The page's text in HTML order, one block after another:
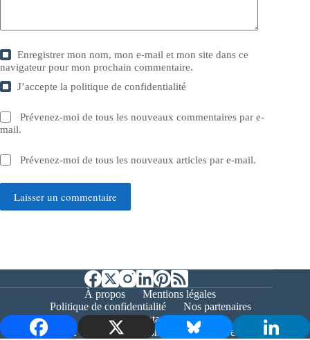
Enregistrer mon nom, mon e-mail et mon site dans ce
navigateur pour mon prochain commentaire.
J’accepte lapolitique de confidentialité
Prévenez-moi de tous les nouveaux commentaires par e-
mail.
Prévenez-moi de tous les nouveaux articles par e-mail.
Laisser un commentaire
À propos
Mentions légales
Politique de confidentialité
Nos partenaires
Contact
Copyright © 2026 - Bernieshoot.fr Journal Web